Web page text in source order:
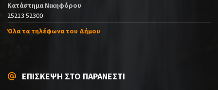
Κατάστημα Νικηφόρου
25213 52300
Όλα τα τηλέφωνα του Δήμου
ΕΠΙΣΚΕΨΗ ΣΤΟ ΠΑΡΑΝΕΣΤΙ